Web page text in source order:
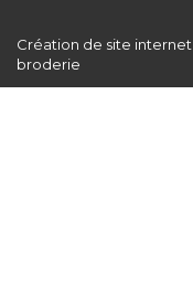
Création de site internet
broderie